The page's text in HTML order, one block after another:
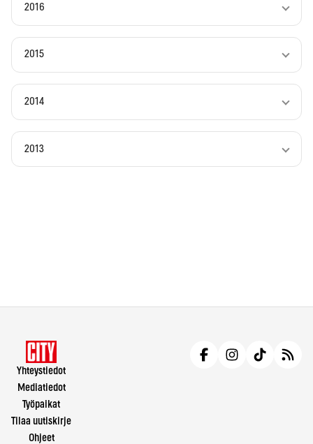
2016
2015
2014
2013
Yhteystiedot
Mediatiedot
Työpaikat
Tilaa uutiskirje
Ohjeet